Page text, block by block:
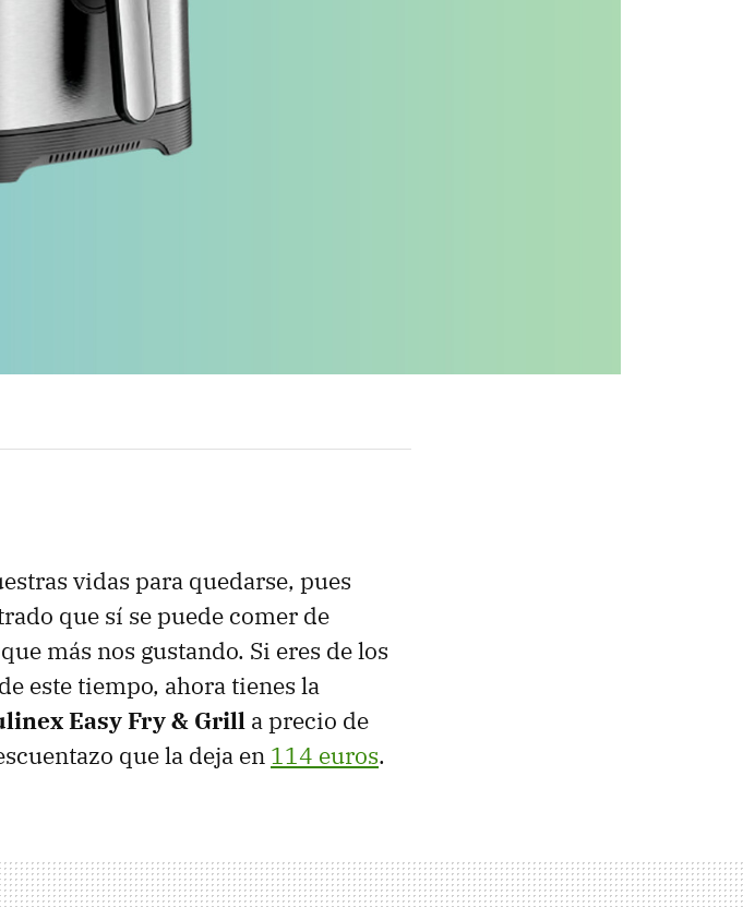
vidas para quedarse, pues
que sí se puede comer de
más nos gustando. Si eres de los
este tiempo, ahora tienes la
Easy Fry & Grill a precio de
que la deja en 114 euros.